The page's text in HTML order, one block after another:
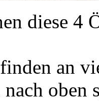
diese 4
an
oben